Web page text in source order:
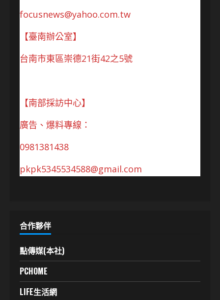
focusnews@yahoo.com.tw
【臺南辦公室】
台南市東區崇德21街42之5號
【南部採訪中心】
廣告、爆料專線：
0981381438
pkpk5345534588@gmail.com
合作夥伴
點傳媒(本社)
PCHOME
LIFE生活網